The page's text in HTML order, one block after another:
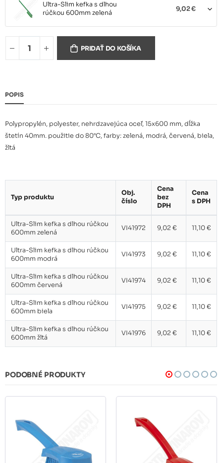
Ultra-Slim kefka s dlhou
rúčkou 600mm zelená
9,02 €
Ultra-Slim kefka s dlhou
rúčkou 600mm modrá
Ultra-Slim kefka s dlhou
rúčkou 600mm biela
9,02 €
rúčkou 600mm žltá
PRIDAŤ DO KOŠÍKA
POPIS
Polypropylén, polyester, nehrdzavejúca oceľ, 15x600 mm, dĺžka
štetín 40mm. použitie do 80°C, farby: zelená, modrá, červená, biela,
žltá
Typ produktu
Obj.
číslo
Cena
bez
DPH
Cena
s DPH
Ultra-Slim kefka s dlhou rúčkou
600mm zelená
VI41972 9,02 € 11,10 €
Ultra-Slim kefka s dlhou rúčkou
600mm modrá
VI41973 9,02 € 11,10 €
Ultra-Slim kefka s dlhou rúčkou
600mm červená
VI41974 9,02 € 11,10 €
Ultra-Slim kefka s dlhou rúčkou
600mm biela
VI41975 9,02 € 11,10 €
Ultra-Slim kefka s dlhou rúčkou
600mm žltá
VI41976 9,02 € 11,10 €
PODOBNÉ PRODUKTY